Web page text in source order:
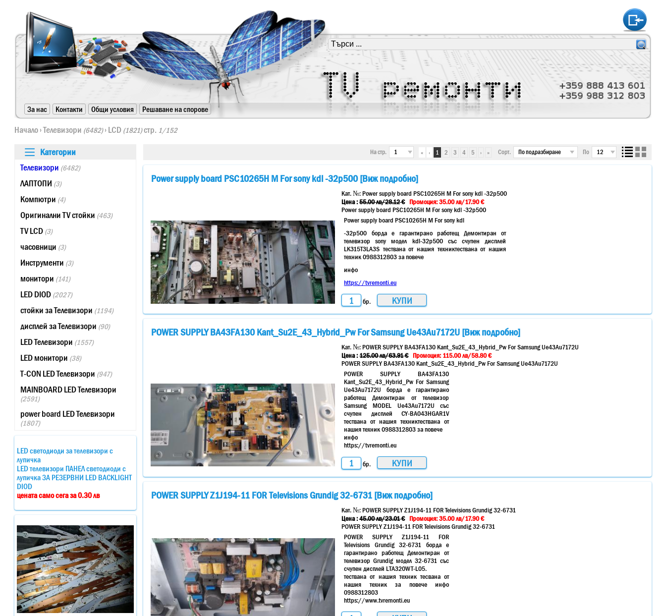
За нас Контакти Общи условия
Решаване на спорове
https://www.high-endrolex.com/24
Начало ›Телевизори (6482)› LCD (1821)стр. 1/152
Категории
Телевизори (6482)
ЛАПТОПИ (3)
Компютри (4)
Оригинални TV стойки (463)
TV LCD (3)
часовници (3)
Инструменти (3)
монитори (141)
LED DIOD (2027)
стойки за Телевизори (1194)
дисплей за Телевизори (90)
LED Телевизори (1557)
LED монитори (38)
T-CON LED Телевизори (947)
MAINBOARD LED Телевизори
(2591)
power board LED Телевизори
(1807)
LED светодиоди за телевизори с
лупичка
LED телевизори ПАНЕЛ светодиоди с
лупичка ЗА РЕЗЕРВНИ LED BACKLIGHT
DIOD
цената само сега за 0.30 лв
На стр. « ‹ 1 2 3 4 5 › » Сорт. По
Power supply board PSC10265H M For sony kdl -32p500 [Виж подробно]
Кат. №:Power supply board PSC10265H M For sony kdl -32p500
Цена :55.00лв/28.12 € Промоция: 35.00 лв/17.90 €
Power supply board PSC10265H M For sony kdl -32p500
Power supply board PSC10265H M For sony kdl
-32p500 борда е гарантирано работещ Демонтиран от
телевизор sony модел kdl-32p500 със счупен дисплей
LK315T3LA3S тествана от нашия техниктествана от нашия
техник 0988312803 за повече
инфо
https://tvremonti.eu
бр.
POWER SUPPLY BA43FA130 Kant_Su2E_43_Hybrid_Pw For Samsung Ue43Au7172U [Виж подробно]
Кат. №:POWER SUPPLY BA43FA130 Kant_Su2E_43_Hybrid_Pw For Samsung Ue43Au7172U
Цена :125.00лв/63.91 € Промоция: 115.00 лв/58.80 €
POWER SUPPLY BA43FA130 Kant_Su2E_43_Hybrid_Pw For Samsung Ue43Au7172U
POWER SUPPLY BA43FA130
Kant_Su2E_43_Hybrid_Pw For Samsung
Ue43Au7172U борда е гарантирано
работещ Демонтиран от телевизор
Samsung MODEL Ue43Au7172U със
счупен дисплей CY-BA043HGAR1V
тествана от нашия техниктествана от
нашия техник 0988312803 за повече
инфо
https://tvremonti.eu
бр.
POWER SUPPLY Z1J194-11 FOR Televisions Grundig 32-6731 [Виж подробно]
Кат. №:POWER SUPPLY Z1J194-11 FOR Televisions Grundig 32-6731
Цена :45.00лв/23.01 € Промоция: 35.00 лв/17.90 €
POWER SUPPLY Z1J194-11 FOR Televisions Grundig 32-6731
POWER SUPPLY Z1J194-11 FOR
Televisions Grundig 32-6731 борда е
гарантирано работещ Демонтиран от
телевизор Grundig модел 32-6731 със
счупен дисплей LTA320WT-L05.
тествана от нашия техник тесвана от
нашия техник за повече инфо
0988312803
https://www.tvremonti.eu